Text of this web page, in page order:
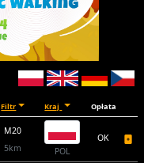
Filtr Kraj Opłata
M20
5km
POL
OK